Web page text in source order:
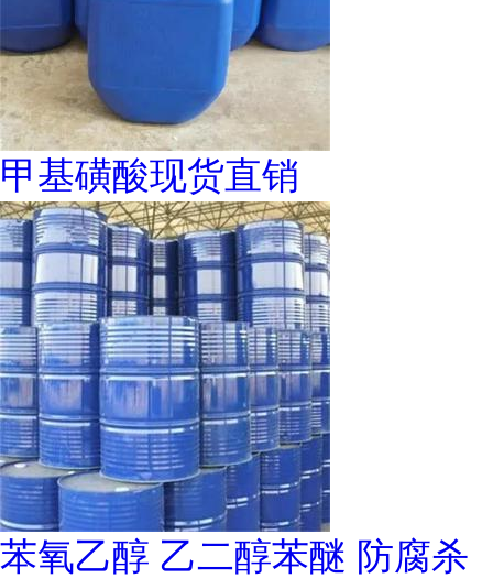
甲基磺酸现货直销
苯氧乙醇 乙二醇苯醚 防腐杀